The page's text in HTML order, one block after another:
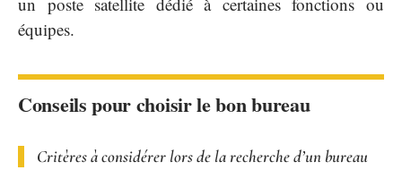
équipes.
Conseils pour choisir le bon bureau
Critères à considérer lors de la recherche d’un bureau